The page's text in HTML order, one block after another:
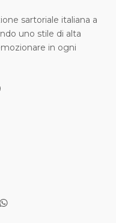
sartoriale italiana a
uno stile di alta
in ogni